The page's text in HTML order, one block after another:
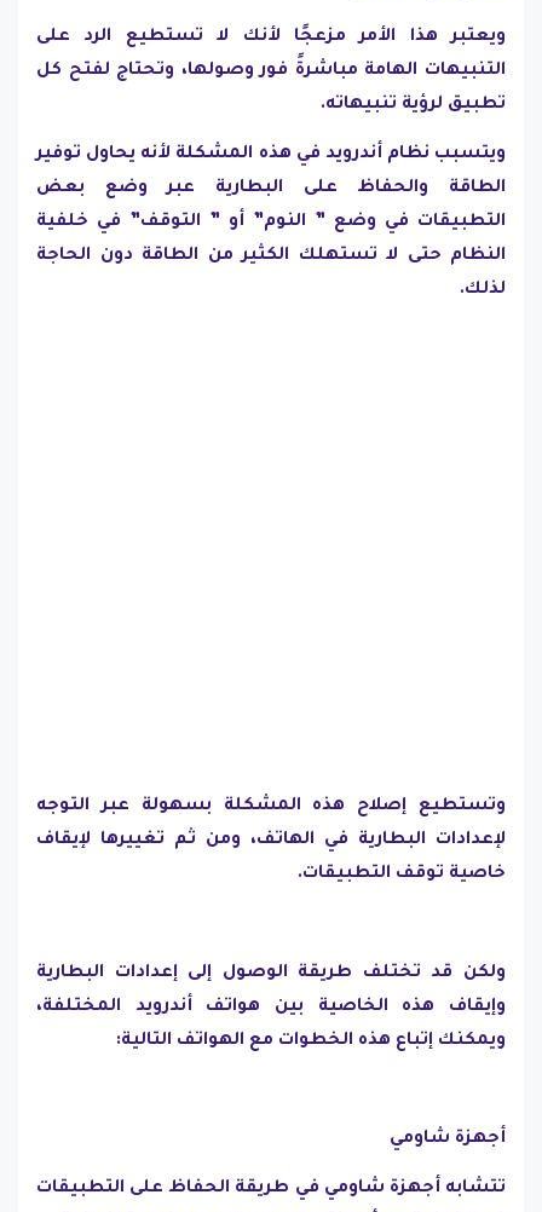
ويعتبر هذا الأمر مزعجًا لأنك لا تستطيع الرد على
التنبيهات الهامة مباشرةً فور وصولها، وتحتاج لفتح كل
تطبيق لرؤية تنبيهاته.
ويتسبب نظام أندرويد في هذه المشكلة لأنه يحاول توفير
الطاقة والحفاظ على البطارية عبر وضع بعض
التطبيقات في وضع ” النوم” أو ” التوقف” في خلفية
النظام حتى لا تستهلك الكثير من الطاقة دون الحاجة
لذلك.
وتستطيع إصلاح هذه المشكلة بسهولة عبر التوجه
لإعدادات البطارية في الهاتف، ومن ثم تغييرها لإيقاف
خاصية توقف التطبيقات.
ولكن قد تختلف طريقة الوصول إلى إعدادات البطارية
وإيقاف هذه الخاصية بين هواتف أندرويد المختلفة،
ويمكنك إتباع هذه الخطوات مع الهواتف التالية:
أجهزة شاومي
تتشابه أجهزة شاومي في طريقة الحفاظ على التطبيقات